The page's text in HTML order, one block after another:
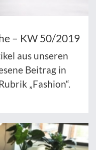
– KW 50/2019
aus unseren
Beitrag in
„Fashion“.